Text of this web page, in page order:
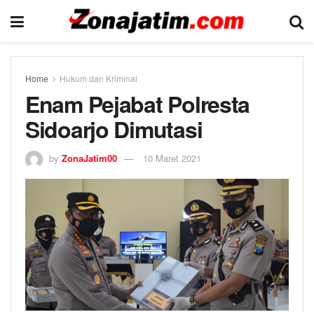
Home Hukum dan Kriminal
Enam Pejabat Polresta
Sidoarjo Dimutasi
by ZonaJatim00 10 Maret 2021